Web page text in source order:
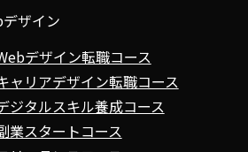
ザイン
デザイン転職コース
ャリアデザイン転職コース
ジタルスキル養成コース
業スタートコース